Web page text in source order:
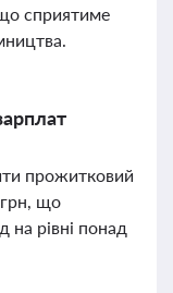
сприятиме
прожитковий
що
на рівні понад